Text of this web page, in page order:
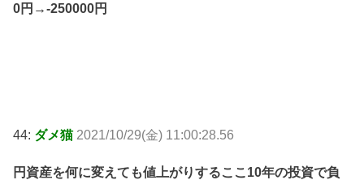
0円→-250000円
44: ダメ猫 2021/10/29(金) 11:00:28.56
円資産を何に変えても値上がりするここ10年の投資で負